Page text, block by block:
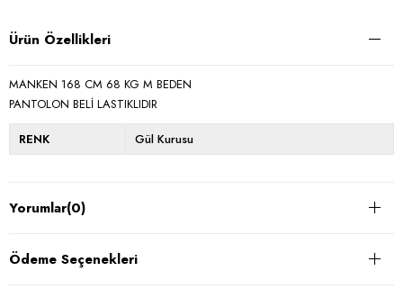
Ürün Özellikleri
MANKEN 168 CM 68 KG M BEDEN
PANTOLON BELİ LASTIKLIDIR
RENK Gül Kurusu
Yorumlar(0)
Ödeme Seçenekleri